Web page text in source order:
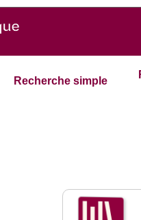
Recherche simple